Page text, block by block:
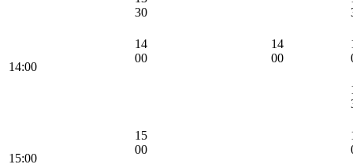
30
14:00
14
00
14
00
15:00
15
00